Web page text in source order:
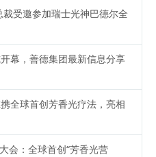
裁受邀参加瑞士光神巴德尔全
幕，善德集团最新信息分享
全球首创芳香光疗法，亮相
会：全球首创“芳香光营